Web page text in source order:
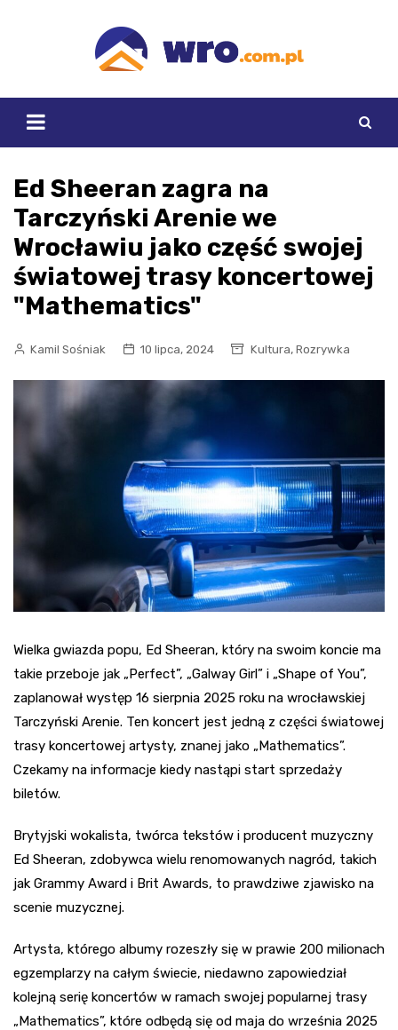
Ed Sheeran zagra na
Tarczyński Arenie we
Wrocławiu jako część swojej
światowej trasy koncertowej
"Mathematics"
Kamil Sośniak 10 lipca, 2024 Kultura, Rozrywka
Wielka gwiazda popu, Ed Sheeran, który na swoim koncie ma
takie przeboje jak „Perfect”, „Galway Girl” i „Shape of You”,
zaplanował występ 16 sierpnia 2025 roku na wrocławskiej
Tarczyński Arenie. Ten koncert jest jedną z części światowej
trasy koncertowej artysty, znanej jako „Mathematics”.
Czekamy na informacje kiedy nastąpi start sprzedaży
biletów.
Brytyjski wokalista, twórca tekstów i producent muzyczny
Ed Sheeran, zdobywca wielu renomowanych nagród, takich
jak Grammy Award i Brit Awards, to prawdziwe zjawisko na
scenie muzycznej.
Artysta, którego albumy rozeszły się w prawie 200 milionach
egzemplarzy na całym świecie, niedawno zapowiedział
kolejną serię koncertów w ramach swojej popularnej trasy
„Mathematics”, które odbędą się od maja do września 2025